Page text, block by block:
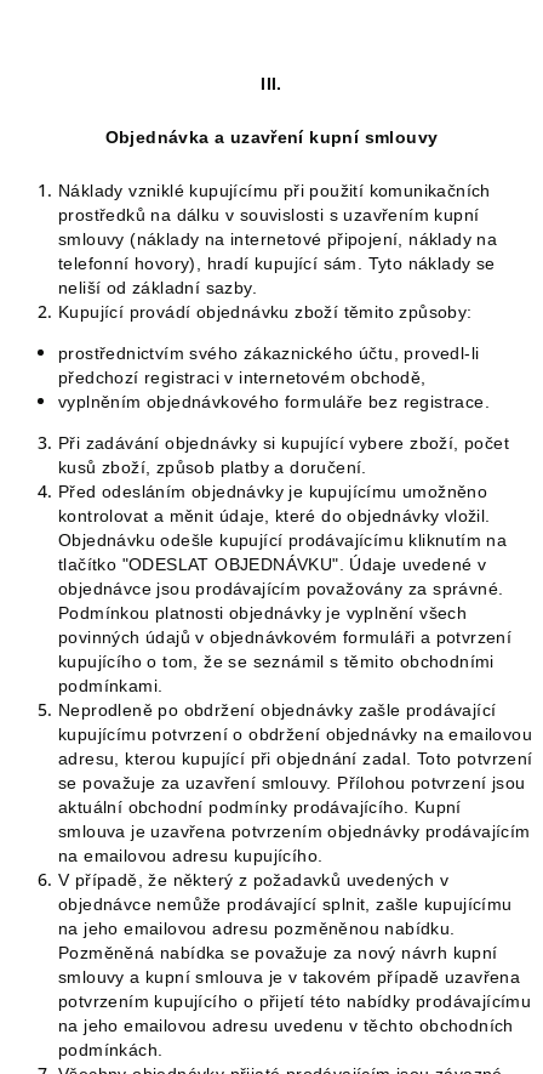
III.
Objednávka a uzavření kupní smlouvy
Náklady vzniklé kupujícímu při použití komunikačních
prostředků na dálku v souvislosti s uzavřením kupní
smlouvy (náklady na internetové připojení, náklady na
telefonní hovory), hradí kupující sám. Tyto náklady se
neliší od základní sazby.
Kupující provádí objednávku zboží těmito způsoby:
prostřednictvím svého zákaznického účtu, provedl-li
předchozí registraci v internetovém obchodě,
vyplněním objednávkového formuláře bez registrace.
Při zadávání objednávky si kupující vybere zboží, počet
kusů zboží, způsob platby a doručení.
Před odesláním objednávky je kupujícímu umožněno
kontrolovat a měnit údaje, které do objednávky vložil.
Objednávku odešle kupující prodávajícímu kliknutím na
tlačítko "ODESLAT OBJEDNÁVKU". Údaje uvedené v
objednávce jsou prodávajícím považovány za správné.
Podmínkou platnosti objednávky je vyplnění všech
povinných údajů v objednávkovém formuláři a potvrzení
kupujícího o tom, že se seznámil s těmito obchodními
podmínkami.
Neprodleně po obdržení objednávky zašle prodávající
kupujícímu potvrzení o obdržení objednávky na emailovou
adresu, kterou kupující při objednání zadal. Toto potvrzení
se považuje za uzavření smlouvy. Přílohou potvrzení jsou
aktuální obchodní podmínky prodávajícího. Kupní
smlouva je uzavřena potvrzením objednávky prodávajícím
na emailovou adresu kupujícího.
V případě, že některý z požadavků uvedených v
objednávce nemůže prodávající splnit, zašle kupujícímu
na jeho emailovou adresu pozměněnou nabídku.
Pozměněná nabídka se považuje za nový návrh kupní
smlouvy a kupní smlouva je v takovém případě uzavřena
potvrzením kupujícího o přijetí této nabídky prodávajícímu
na jeho emailovou adresu uvedenu v těchto obchodních
podmínkách.